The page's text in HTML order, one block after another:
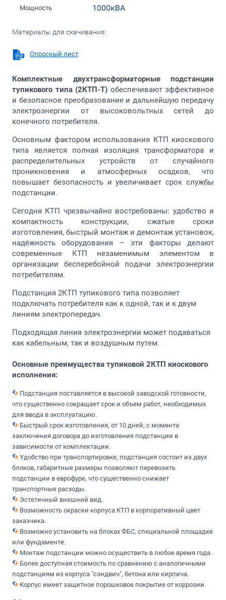
Мощность 1000кВА
Материалы для скачивания:
Опросный лист
Комплектные двухтрансформаторные подстанции
тупикового типа (2КТП-Т) обеспечивают эффективное
и безопасное преобразование и дальнейшую передачу
электроэнергии от высоковольтных сетей до
конечного потребителя.
Основным фактором использования КТП киоскового
типа является полная изоляция трансформатора и
распределительных устройств от случайного
проникновения и атмосферных осадков, что
повышает безопасность и увеличивает срок службы
подстанции.
Сегодня КТП чрезвычайно востребованы: удобство и
компактность конструкции, сжатые сроки
изготовления, быстрый монтаж и демонтаж установок,
надёжность оборудования – эти факторы делают
современные КТП незаменимым элементом в
организации бесперебойной подачи электроэнергии
потребителям.
Подстанция 2КТП тупикового типа позволяет
подключать потребителя как к одной, так и к двум
линиям электропередач.
Подходящая линия электроэнергии может подаваться
как кабельным, так и воздушным путем.
Основные преимущества тупиковой 2КТП киоскового
исполнения:
Подстанция поставляется в высокой заводской готовности,
что существенно сокращает срок и объем работ, необходимых
для ввода в эксплуатацию.
Быстрый срок изготовления, от 10 дней, с момента
заключения договора до изготовления подстанции в
зависимости от комплектации.
Удобство при транспортировке, подстанция состоит из двух
блоков, габаритные размеры позволяют перевозить
подстанции в еврофуре, что существенно снижает
транспортные расходы.
Эстетичный внешний вид.
Возможность окраски корпуса КТП в корпоративный цвет
заказчика.
Возможно установить на блоках ФБС, специальной площадке
или фундаменте.
Монтаж подстанции можно осуществить в любое время года.
Более доступная стоимость по сравнению с аналогичными
подстанциям из корпуса "сэндвич", бетона или кирпича.
Корпус имеет защитное порошковое покрытие от коррозии.